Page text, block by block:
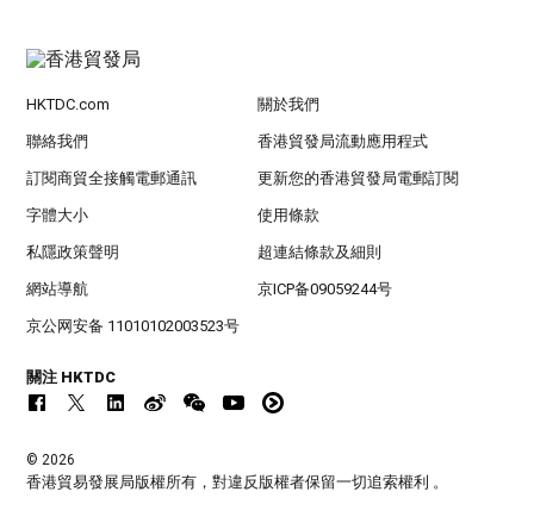
HKTDC.com 關於我們
聯絡我們 香港貿發局流動應用程式
訂閱商貿全接觸電郵通訊 更新您的香港貿發局電郵訂閱
字體大小 使用條款
私隱政策聲明 超連結條款及細則
網站導航 京ICP备09059244号
京公网安备 11010102003523号
關注 HKTDC
© 2026
香港貿易發展局版權所有，對違反版權者保留一切追索權利 。